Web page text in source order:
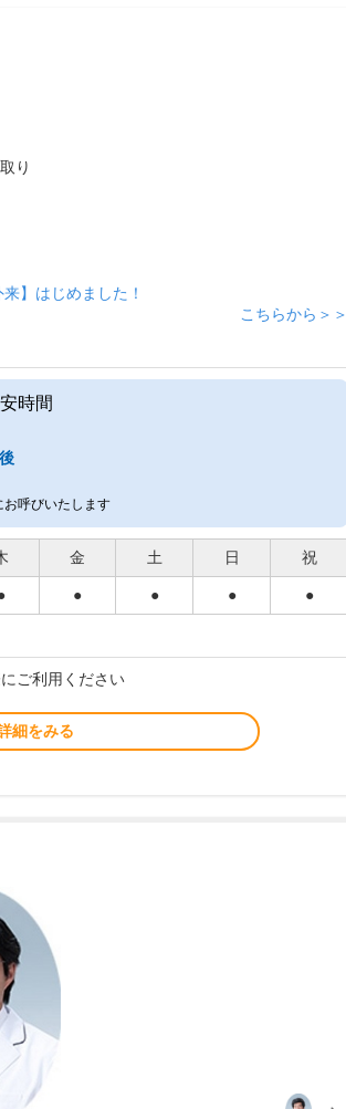
り
】はじめました！
こちらから＞＞
時間
お呼びいたします
金 土 日 祝
● ● ● ●
ご利用ください
細をみる